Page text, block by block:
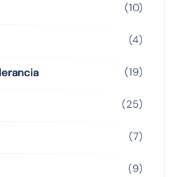
(10)
(4)
(19)
(25)
(7)
(9)